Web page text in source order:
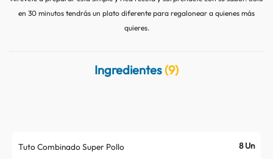
Datos curiosos
Mitos
Preparaciones
en 30 minutos tendrás un plato diferente para regalonear a quienes más
quieres.
Ingredientes (9)
Tuto Combinado Super Pollo 8 Un